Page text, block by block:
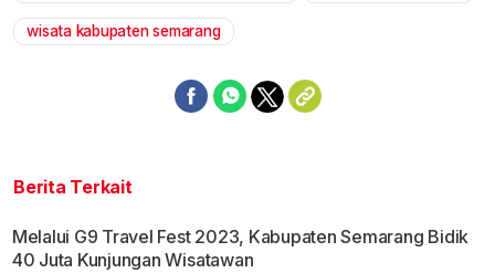
wisata kabupaten semarang
Berita Terkait
Melalui G9 Travel Fest 2023, Kabupaten Semarang Bidik
40 Juta Kunjungan Wisatawan